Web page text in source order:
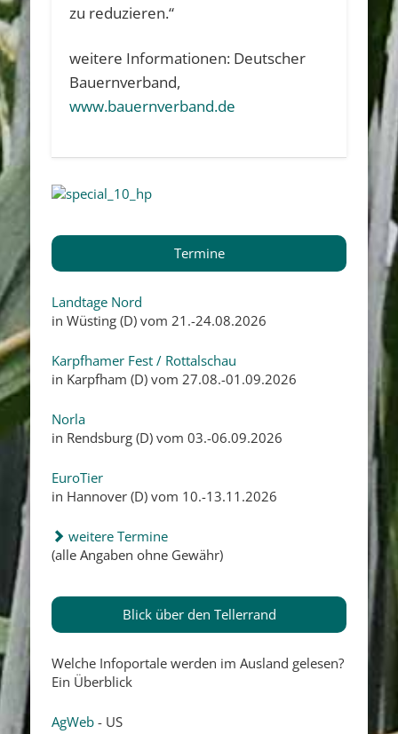
zu reduzieren.“
weitere Informationen: Deutscher
Bauernverband,
www.bauernverband.de
Termine
Landtage Nord
in Wüsting (D) vom 21.-24.08.2026
Karpfhamer Fest / Rottalschau
in Karpfham (D) vom 27.08.-01.09.2026
Norla
in Rendsburg (D) vom 03.-06.09.2026
EuroTier
in Hannover (D) vom 10.-13.11.2026
weitere Termine
(alle Angaben ohne Gewähr)
Blick über den Tellerrand
Welche Infoportale werden im Ausland gelesen?
Ein Überblick
AgWeb - US